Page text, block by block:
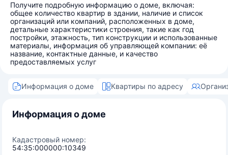
Получите подробную информацию о доме, включая:
общее количество квартир в здании, наличие и список
организаций или компаний, расположенных в доме,
детальные характеристики строения, такие как год
постройки, этажность, тип конструкции и использованные
материалы, информация об управляющей компании: её
название, контактные данные, и качество
предоставляемых услуг
Информация о доме Квартиры по адресу
Информация о доме
Кадастровый номер:
54:35:000000:10349